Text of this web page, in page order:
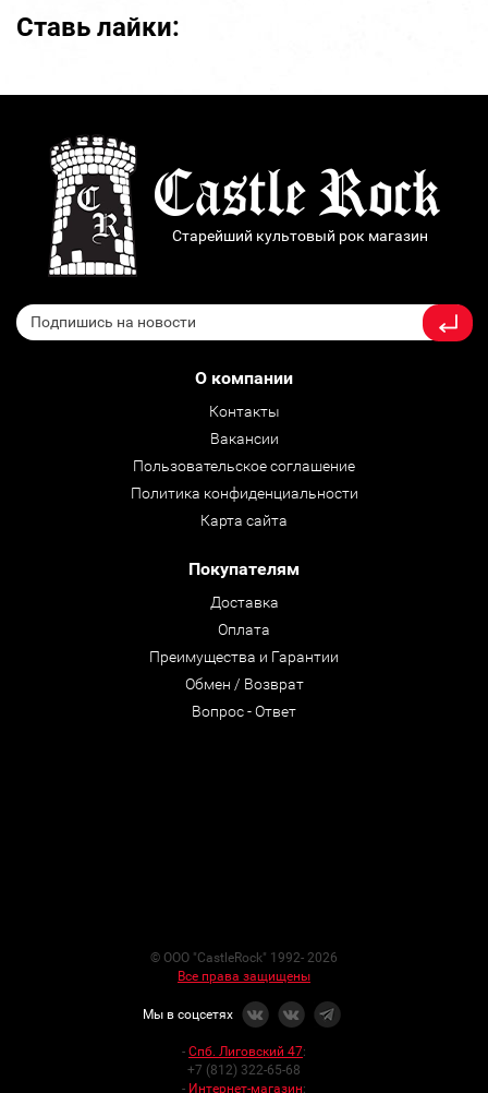
Ставь лайки:
Старейший культовый рок магазин
О компании
Контакты
Вакансии
Пользовательское соглашение
Политика конфиденциальности
Карта сайта
Покупателям
Доставка
Оплата
Преимущества и Гарантии
Обмен / Возврат
Вопрос - Ответ
© ООО "CastleRock" 1992- 2026
Все права защищены
Мы в соцсетях
- Спб. Лиговский 47:
+7 (812) 322-65-68
- Интернет-магазин: